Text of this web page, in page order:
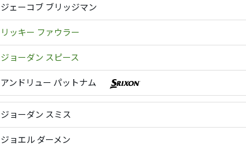
ジェーコブ ブリッジマン
リッキー ファウラー
ジョーダン スピース
アンドリュー パットナム
ジョーダン スミス
ジョエル ダーメン